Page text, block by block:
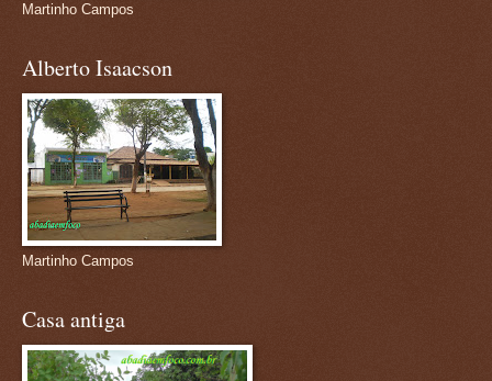
Martinho Campos
Alberto Isaacson
Martinho Campos
Casa antiga